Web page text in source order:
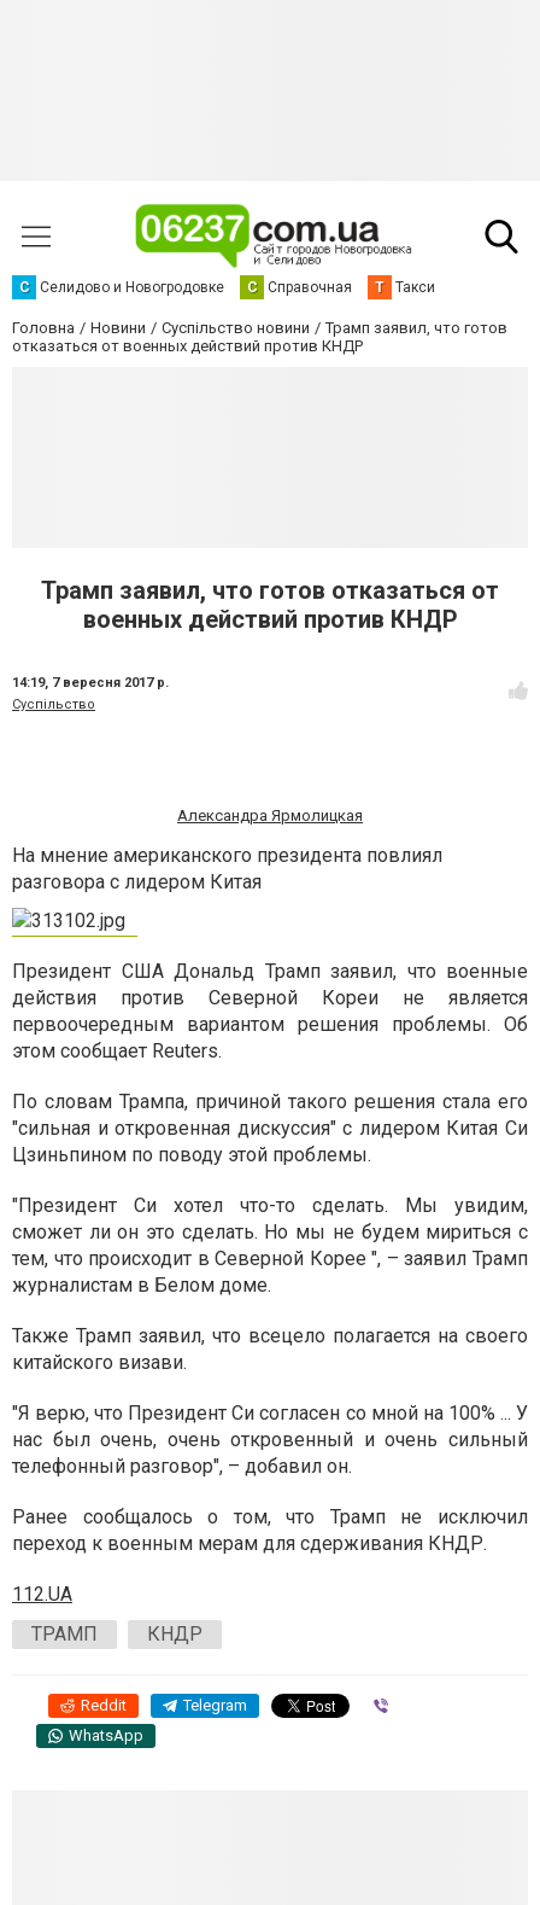
С Селидово и Новогродовке С Справочная Т Такси
Головна Новини Суспільство новини
Трамп заявил, что готов
отказаться от военных действий против КНДР
Трамп заявил, что готов отказаться от
военных действий против КНДР
14:19, 7 вересня 2017 р.
Суспільство
Александра Ярмолицкая
На мнение американского президента повлиял
разговора с лидером Китая
Президент США Дональд Трамп заявил, что военные
действия против Северной Кореи не является
первоочередным вариантом решения проблемы. Об
этом сообщает Reuters.
По словам Трампа, причиной такого решения стала его
"сильная и откровенная дискуссия" с лидером Китая Си
Цзиньпином по поводу этой проблемы.
"Президент Си хотел что-то сделать. Мы увидим,
сможет ли он это сделать. Но мы не будем мириться с
тем, что происходит в Северной Корее ", – заявил Трамп
журналистам в Белом доме.
Также Трамп заявил, что всецело полагается на своего
китайского визави.
"Я верю, что Президент Си согласен со мной на 100% ... У
нас был очень, очень откровенный и очень сильный
телефонный разговор", – добавил он.
Ранее сообщалось о том, что Трамп не исключил
переход к военным мерам для сдерживания КНДР.
112.UA
ТРАМП
КНДР
Reddit Telegram
WhatsApp